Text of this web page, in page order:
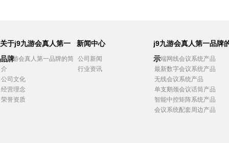
关于j9九游会真人第一
品牌
j9九游会真人第一品牌的简
介
公司文化
经营理念
荣誉资质
新闻中心
公司新闻
行业资讯
j9九游会真人第一品牌
示
高端网线会议系统产品
最新数字会议系统产品
无线会议系统产品
单支鹅颈会议话筒产品
智能中控矩阵系统产品
会议系统配套周边产品